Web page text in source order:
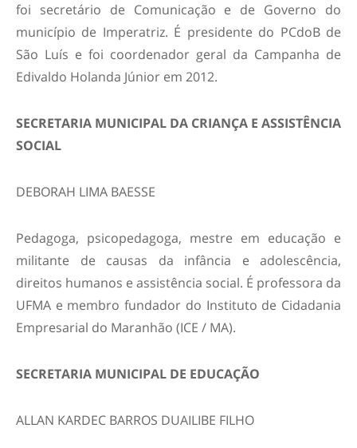
foi secretário de Comunicação e de Governo do
município de Imperatriz. É presidente do PCdoB de
São Luís e foi coordenador geral da Campanha de
Edivaldo Holanda Júnior em 2012.
SECRETARIA MUNICIPAL DA CRIANÇA E ASSISTÊNCIA
SOCIAL
DEBORAH LIMA BAESSE
Pedagoga, psicopedagoga, mestre em educação e
militante de causas da infância e adolescência,
direitos humanos e assistência social. É professora da
UFMA e membro fundador do Instituto de Cidadania
Empresarial do Maranhão (ICE / MA).
SECRETARIA MUNICIPAL DE EDUCAÇÃO
ALLAN KARDEC BARROS DUAILIBE FILHO